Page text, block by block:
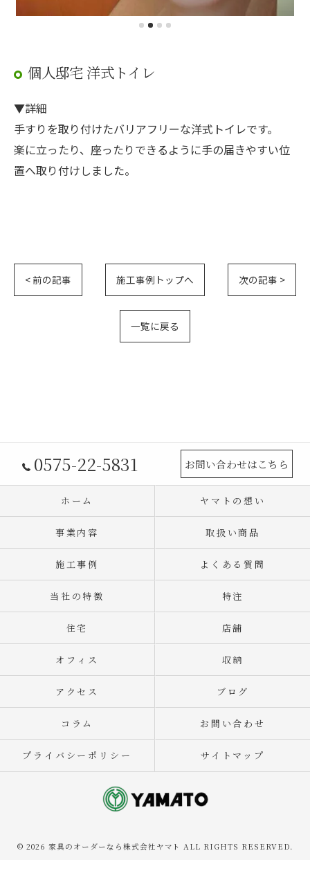
個人邸宅 洋式トイレ
▼詳細
手すりを取り付けたバリアフリーな洋式トイレです。
楽に立ったり、座ったりできるように手の届きやすい位
置へ取り付けしました。
< 前の記事 施工事例トップへ 次の記事 >
一覧に戻る
0575-22-5831 お問い合わせはこちら
ホーム ヤマトの想い
事業内容 取扱い商品
施工事例 よくある質問
当社の特徴 特注
住宅 店舗
オフィス 収納
アクセス ブログ
コラム お問い合わせ
プライバシーポリシー サイトマップ
© 2026 家具のオーダーなら株式会社ヤマト ALL RIGHTS RESERVED.